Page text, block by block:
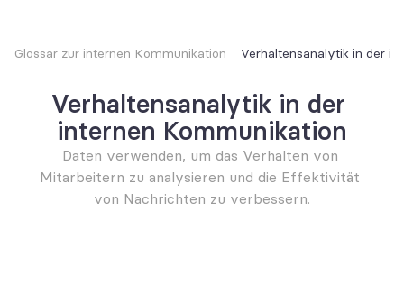
Glossar zur internen Kommunikation Verhaltensanalytik in der
Verhaltensanalytik in der
internen Kommunikation
Daten verwenden, um das Verhalten von
Mitarbeitern zu analysieren und die Effektivität
von Nachrichten zu verbessern.